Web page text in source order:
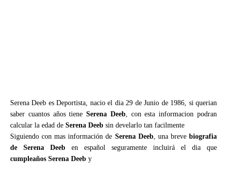
Serena Deeb es Deportista, nacio el dia 29 de Junio de 1986, si querian
saber cuantos años tieneSerena Deeb, con esta informacion podran
calcular la edad de Serena Deeb sin develarlo tan facilmente
Siguiendo con mas información de Serena Deeb, una brevebiografia
de Serena Deeb en español seguramente incluirá el dia que
cumpleaños Serena Deeb y